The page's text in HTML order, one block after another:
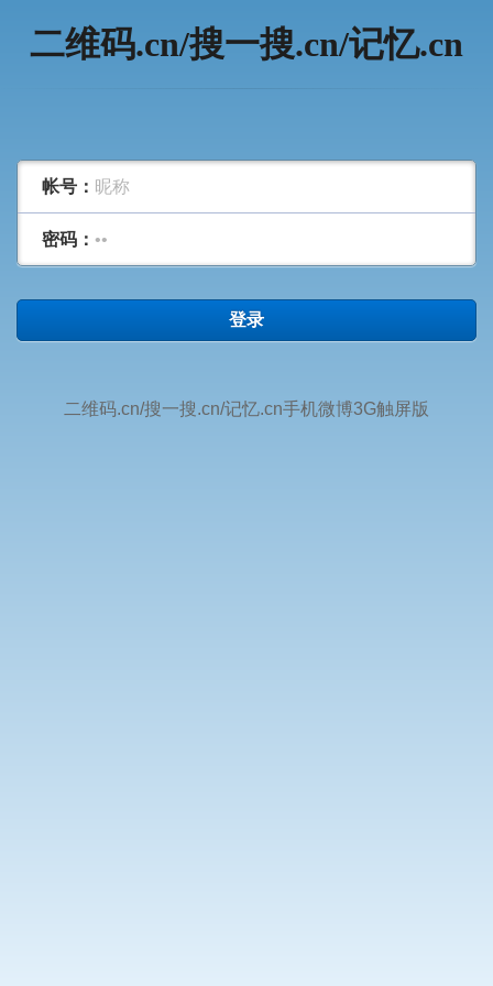
二维码.cn/搜一搜.cn/记忆.cn
帐号：
密码：
登录
二维码.cn/搜一搜.cn/记忆.cn手机微博3G触屏版